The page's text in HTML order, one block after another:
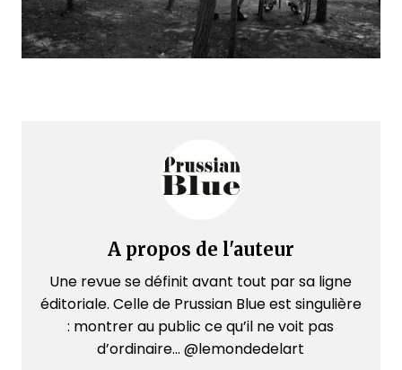
A propos de l'auteur
Une revue se définit avant tout par sa ligne
éditoriale. Celle de Prussian Blue est singulière
: montrer au public ce qu’il ne voit pas
d’ordinaire... @lemondedelart